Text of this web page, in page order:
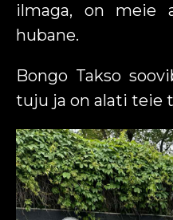
ilmaga, on meie
hubane.
Bongo Takso
tuju ja on alati teie